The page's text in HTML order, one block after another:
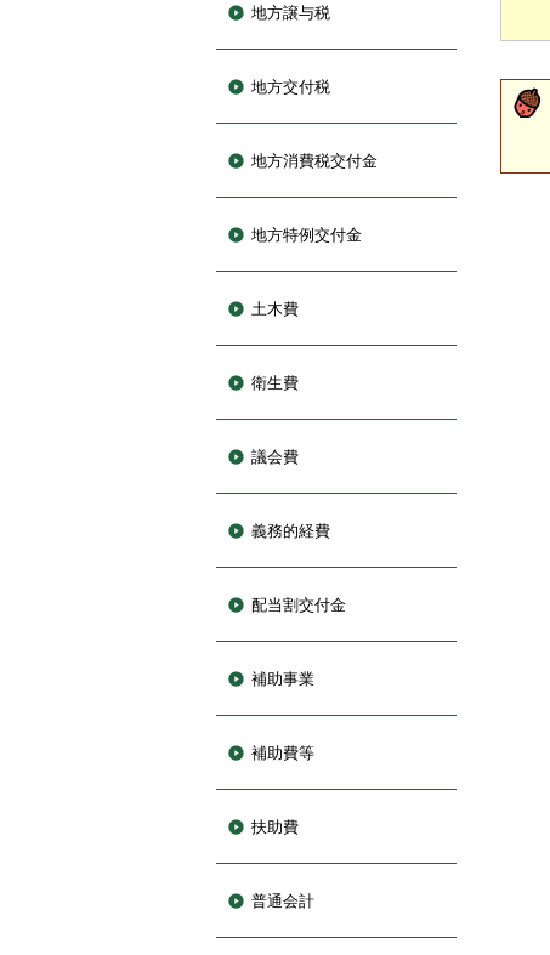
地方譲与税
地方交付税
地方消費税交付金
地方特例交付金
土木費
衛生費
議会費
義務的経費
配当割交付金
補助事業
補助費等
扶助費
普通会計